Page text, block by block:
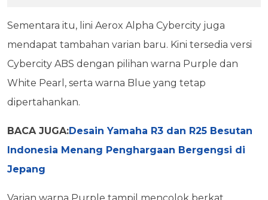
Sementara itu, lini Aerox Alpha Cybercity juga
mendapat tambahan varian baru. Kini tersedia versi
Cybercity ABS dengan pilihan warna Purple dan
White Pearl, serta warna Blue yang tetap
dipertahankan.
BACA JUGA:Desain Yamaha R3 dan R25 Besutan
Indonesia Menang Penghargaan Bergengsi di
Jepang